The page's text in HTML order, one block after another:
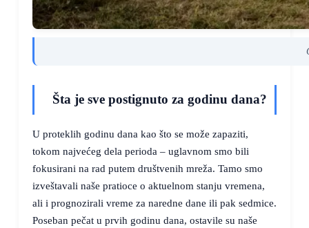
Šta je sve postignuto za godinu dana?
U proteklih godinu dana kao što se može zapaziti,
tokom najvećeg dela perioda – uglavnom smo bili
fokusirani na rad putem društvenih mreža. Tamo smo
izveštavali naše pratioce o aktuelnom stanju vremena,
ali i prognozirali vreme za naredne dane ili pak sedmice.
Poseban pečat u prvih godinu dana, ostavile su naše